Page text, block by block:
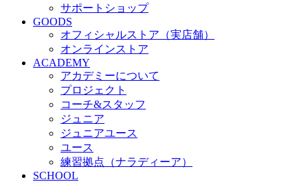
パートナー募集
クラブ理念
クラブ情報
サステナビリティ
Web制作支援
応援プロジェクト
サポートショップ
GOODS
オフィシャルストア（実店舗）
オンラインストア
ACADEMY
アカデミーについて
プロジェクト
コーチ&スタッフ
ジュニア
ジュニアユース
ユース
練習拠点（ナラディーア）
SCHOOL